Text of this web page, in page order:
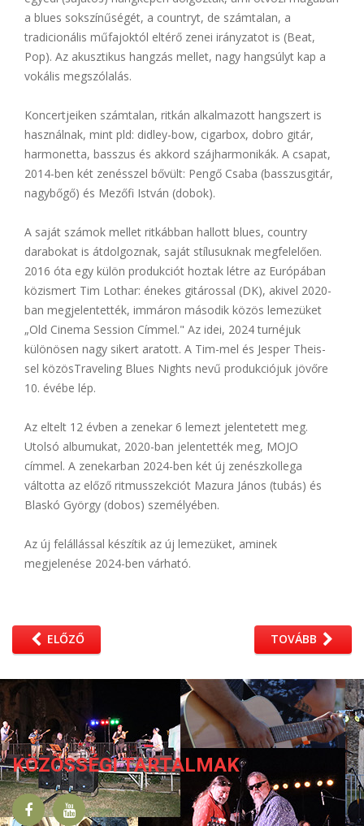
a blues sokszínűségét, a countryt, de számtalan, a
tradicionális műfajoktól eltérő zenei irányzatot is (Beat,
Pop). Az akusztikus hangzás mellet, nagy hangsúlyt kap a
vokális megszólalás.
Koncertjeiken számtalan, ritkán alkalmazott hangszert is
használnak, mint pld: didley-bow, cigarbox, dobro gitár,
harmonetta, basszus és akkord szájharmonikák. A csapat,
2014-ben két zenésszel bővült: Pengő Csaba (basszusgitár,
nagybőgő) és Mezőfi István (dobok).
A saját számok mellet ritkábban hallott blues, country
darabokat is átdolgoznak, saját stílusuknak megfelelően.
2016 óta egy külön produkciót hoztak létre az Európában
közismert Tim Lothar: énekes gitárossal (DK), akivel 2020-
ban megjelentették, immáron második közös lemezüket
„Old Cinema Session Címmel." Az idei, 2024 turnéjuk
különösen nagy sikert aratott. A Tim-mel és Jesper Theis-
sel közösTraveling Blues Nights nevű produkciójuk jövőre
10. évébe lép.
Az eltelt 12 évben a zenekar 6 lemezt jelentetett meg.
Utolsó albumukat, 2020-ban jelentették meg, MOJO
címmel. A zenekarban 2024-ben két új zenészkollega
váltotta az előző ritmusszekciót Mazura János (tubás) és
Blaskó György (dobos) személyében.
Az új felállással készítik az új lemezüket, aminek
megjelenése 2024-ben várható.
ELŐZŐ TOVÁBB
KÖZÖSSÉGI TARTALMAK